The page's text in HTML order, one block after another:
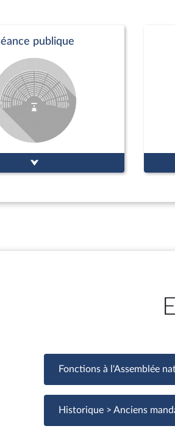
publique
Fonctions à l'Assemblée
Historique > Anciens